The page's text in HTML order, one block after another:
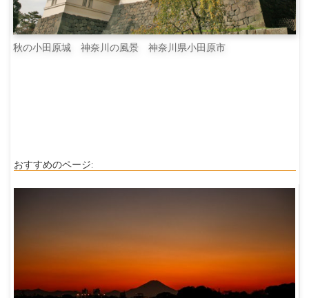
秋の小田原城 神奈川の風景 神奈川県小田原市
おすすめのページ: